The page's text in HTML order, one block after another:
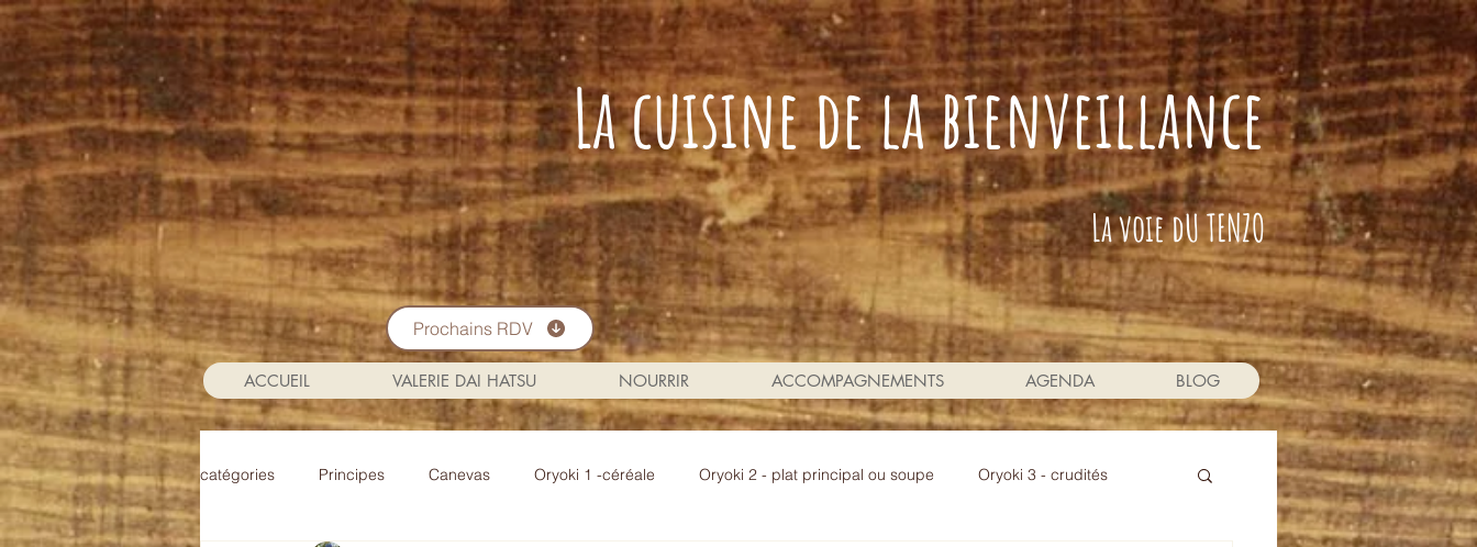
La cuisine de la bienveillance
La voie dU TENZO
Prochains RDV
ACCUEIL VALERIE DAI HATSU NOURRIR ACCOMPAGNEMENTS AGENDA BLOG
catégories Principes Canevas Oryoki 1 -céréale Oryoki 2 - plat principal ou soupe Oryoki 3 - crudités